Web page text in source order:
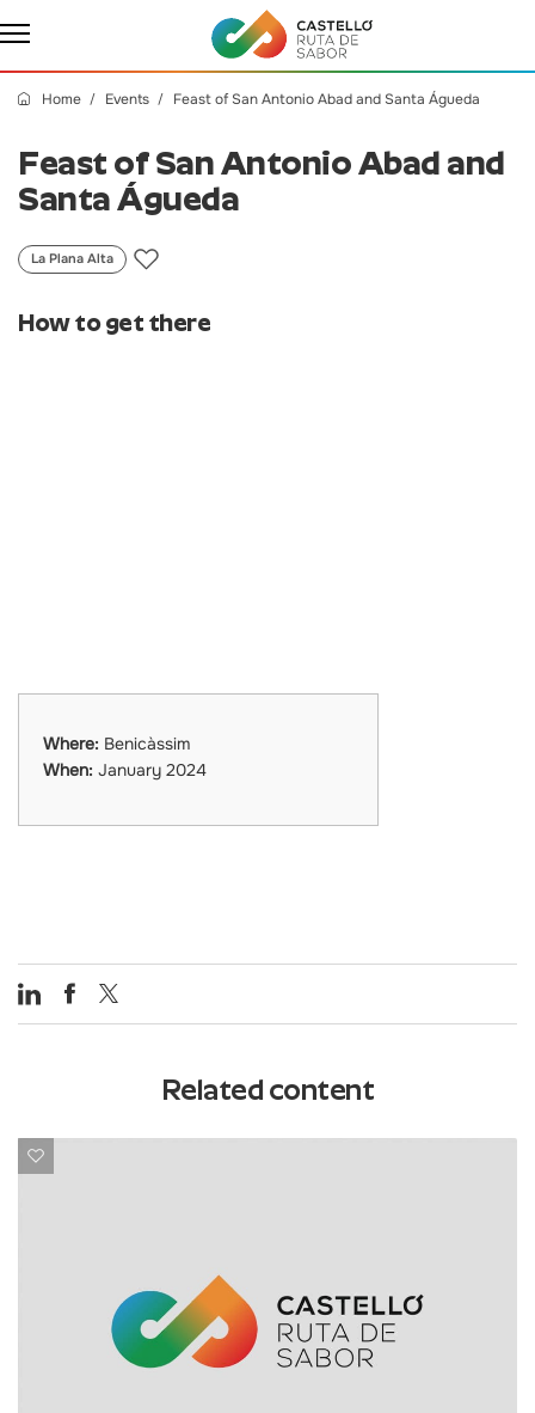
Home Events Feast of San Antonio Abad and Santa Águeda
Feast of San Antonio Abad and
Santa Águeda
La Plana Alta
How to get there
Where: Benicàssim
When: January 2024
Related content